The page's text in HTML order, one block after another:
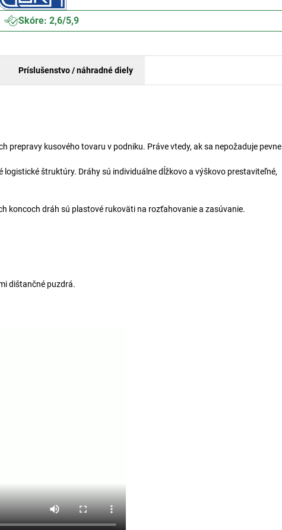
Skóre: 2,6/5,9
Príslušenstvo / náhradné diely
prepravy kusového tovaru v podniku. Práve vtedy, ak sa nepožaduje pevne
štruktúry. Dráhy sú individuálne dĺžkovo a výškovo prestaviteľné,
koncoch dráh sú plastové rukoväti na rozťahovanie a zasúvanie.
dištančné puzdrá.